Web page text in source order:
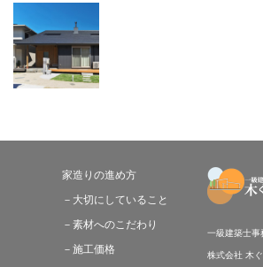
家造りの進め方
－大切にしていること
－素材へのこだわり
－施工価格
一級建築士事
株式会社 木